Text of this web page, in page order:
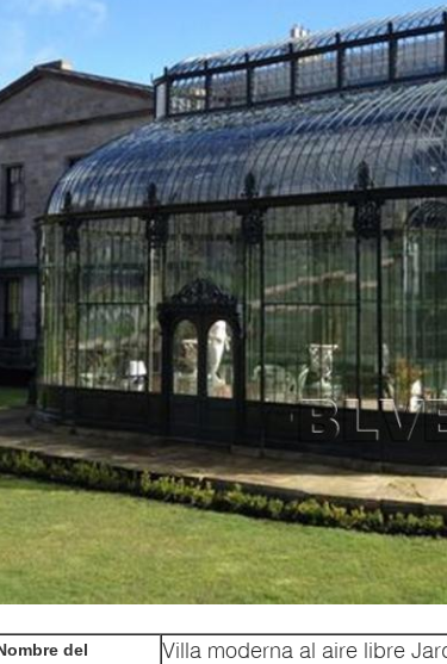
del
Villa moderna al aire libre